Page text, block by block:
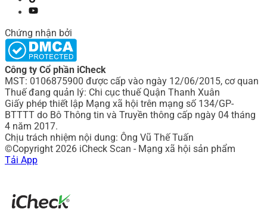
Chứng nhận bởi
Công ty Cổ phần iCheck
MST: 0106875900 được cấp vào ngày 12/06/2015, cơ quan
Thuế đang quản lý: Chi cục thuế Quận Thanh Xuân
Giấy phép thiết lập Mạng xã hội trên mạng số 134/GP-
BTTTT do Bô Thông tin và Truyền thông cấp ngày 04 tháng
4 năm 2017.
Chịu trách nhiệm nội dung: Ông Vũ Thế Tuấn
©Copyright 2026 iCheck Scan - Mạng xã hội sản phẩm
Tải App